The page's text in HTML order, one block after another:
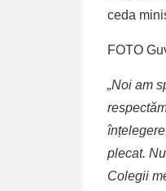
ceda
FOTO
„Noi am
plecat.
Colegii